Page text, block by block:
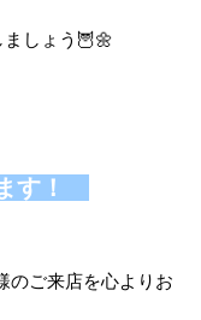
しょう🦉🌼
す！
のご来店を心よりお